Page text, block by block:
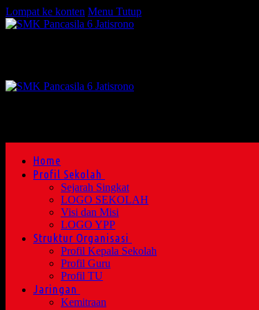
Lompat ke konten Menu Tutup
Home
Profil Sekolah
Sejarah Singkat
LOGO SEKOLAH
Visi dan Misi
LOGO YPP
Struktur Organisasi
Profil Kepala Sekolah
Profil Guru
Profil TU
Jaringan
Kemitraan